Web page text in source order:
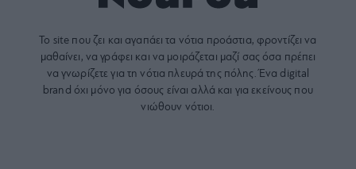
Το site που ζει και αγαπάει τα νότια προάστια, φροντίζει να
μαθαίνει, να γράφει και να μοιράζεται μαζί σας όσα πρέπει
να γνωρίζετε για τη νότια πλευρά της πόλης. Ένα digital
brand όχι μόνο για όσους είναι αλλά και για εκείνους που
νιώθουν νότιοι.